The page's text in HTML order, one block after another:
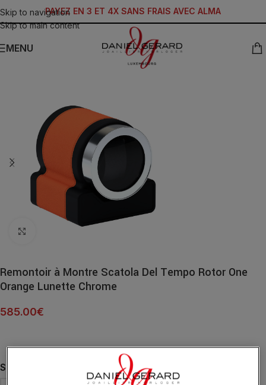
Skip to navigation
Skip to main content
PAYEZ EN 3 ET 4X SANS FRAIS AVEC ALMA
MENU
Remontoir à Montre Scatola Del Tempo Rotor One
Orange Lunette Chrome
585.00€
SUPPORT DE MONTRE